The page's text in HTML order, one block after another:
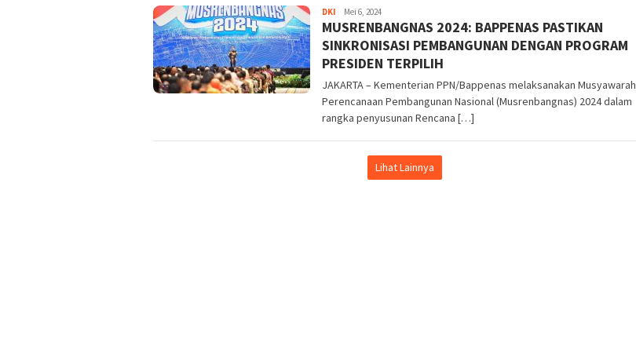
DKI Kejar
Info
Mei 6, 2024
MUSRENBANGNAS 2024: BAPPENAS PASTIKAN
SINKRONISASI PEMBANGUNAN DENGAN PROGRAM
PRESIDEN TERPILIH
JAKARTA – Kementerian PPN/Bappenas melaksanakan Musyawarah
Perencanaan Pembangunan Nasional (Musrenbangnas) 2024 dalam
rangka penyusunan Rencana […]
Lihat Lainnya